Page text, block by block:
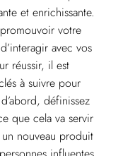
et enrichissante.
votre
avec vos
réussir, il est
à suivre pour
définissez
que cela va servir
nouveau produit